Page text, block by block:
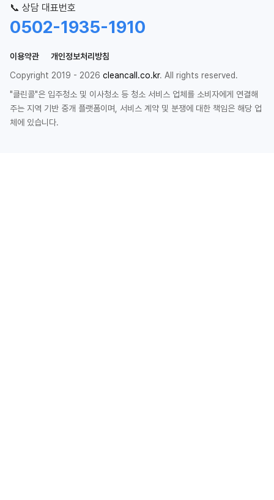
📞 상담 대표번호
0502-1935-1910
이용약관
개인정보처리방침
Copyright 2019 - 2026 cleancall.co.kr. All rights reserved.
"클린콜"은 입주청소 및 이사청소 등 청소 서비스 업체를 소비자에게 연결해
주는 지역 기반 중개 플랫폼이며, 서비스 계약 및 분쟁에 대한 책임은 해당 업
체에 있습니다.